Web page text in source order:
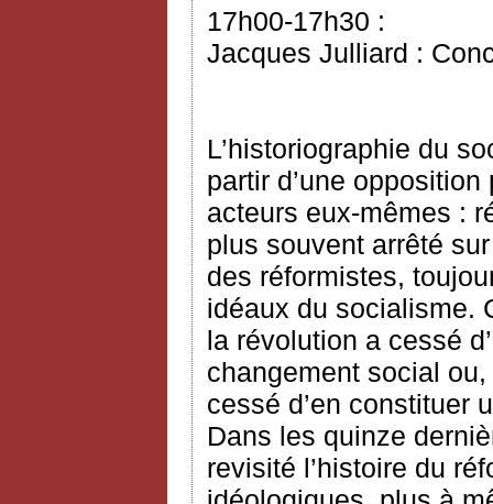
17h00-17h30 :
Jacques Julliard :
L’historiographie du
partir d’une
acteurs eux-mêmes :
plus souvent arrêté
des réformistes,
idéaux du socialisme.
la révolution a cessé
changement social
cessé d’en constituer
Dans les quinze
revisité l’histoire du